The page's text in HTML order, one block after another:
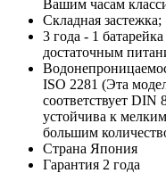
Вашим часам
Складная застежка;
3 года - 1
достаточным
ISO 2281 (Эта
соответствует DIN
устойчива к
большим
Страна Япония
Гарантия 2 года